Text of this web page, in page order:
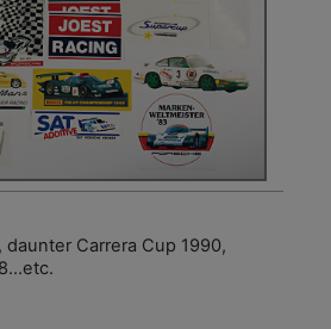
Carrera Cup 1990,